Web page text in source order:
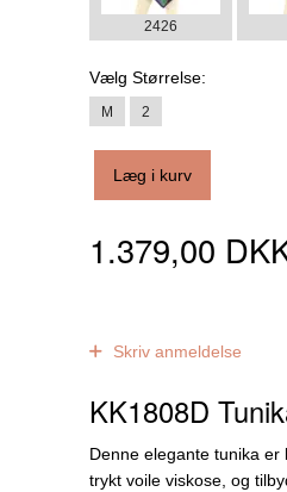
2426
Vælg Størrelse:
M 2
Læg i kurv
1.379,00
Skriv anmeldelse
KK1808D
Denne elegante tunika er
trykt voile viskose, og